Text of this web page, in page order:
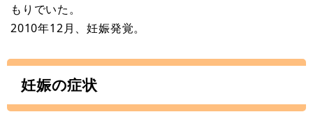
もりでいた。
2010年12月、妊娠発覚。
妊娠の症状